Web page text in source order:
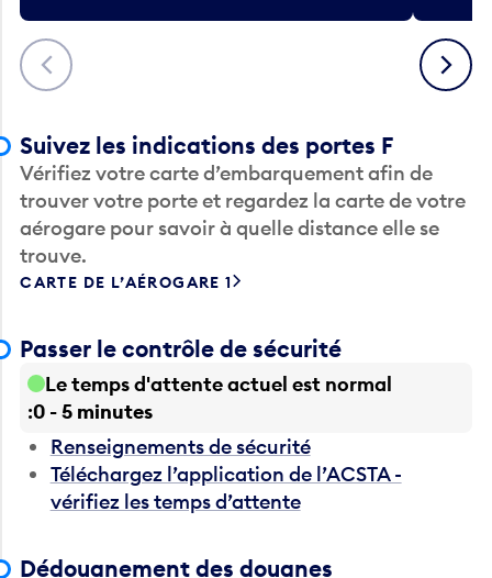
Précédent Suivant
Suivez les indications des portes F
Vérifiez votre carte d’embarquement afin de
trouver votre porte et regardez la carte de votre
aérogare pour savoir à quelle distance elle se
trouve.
CARTE DE L’AÉROGARE 1
Passer le contrôle de sécurité
Le temps d'attente actuel est normal
0 - 5 minutes
Renseignements de sécurité
Téléchargez l’application de l’ACSTA -
vérifiez les temps d’attente
Dédouanement des douanes